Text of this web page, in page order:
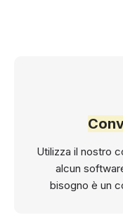
Utilizza il nostro
alcun
bisogno è un